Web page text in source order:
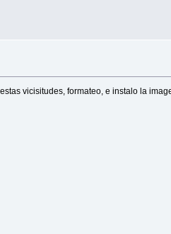
vicisitudes, formateo, e instalo la